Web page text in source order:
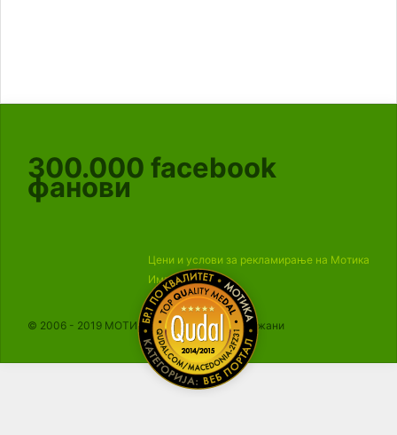
300.000 facebook
фанови
Цени и услови за рекламирање на Мотика
Импресум
© 2006 - 2019 МОТИКА, Сите права се задржани